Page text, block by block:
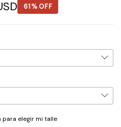
61% OFF
para elegir mi talle